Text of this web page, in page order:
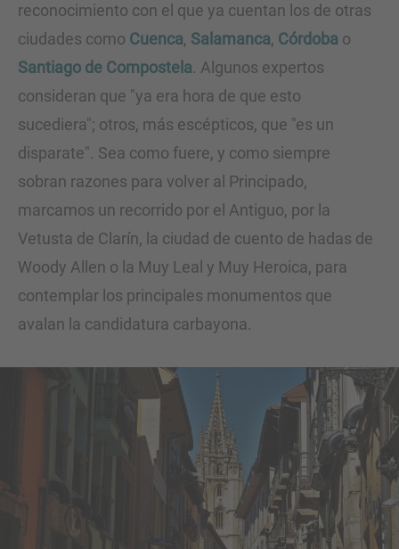
reconocimiento con el que ya cuentan los de otras
ciudades como Cuenca, Salamanca, Córdoba o
Santiago de Compostela. Algunos expertos
consideran que "ya era hora de que esto
sucediera"; otros, más escépticos, que "es un
disparate". Sea como fuere, y como siempre
sobran razones para volver al Principado,
marcamos un recorrido por el Antiguo, por la
Vetusta de Clarín, la ciudad de cuento de hadas de
Woody Allen o la Muy Leal y Muy Heroica, para
contemplar los principales monumentos que
avalan la candidatura carbayona.